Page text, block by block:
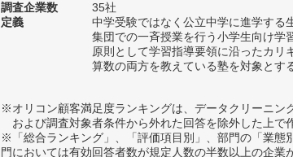
調査企業数
35社
定義
中学受験ではなく公立中学に進学する
集団での一斉授業を行う小学生向け学
原則として学習指導要領に沿ったカリ
算数の両方を教えている塾を対象とする
※オリコン顧客満足度ランキングは、データクリーニン
および調査対象者条件から外れた回答を除外した上で
※「総合ランキング」、「評価項目別」、部門の「業態
門においては有効回答者数が規定人数の半数以上の企業